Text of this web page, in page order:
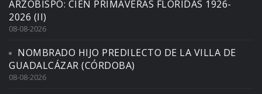
ARZOBISPO: CIEN PRIMAVERAS FLORIDAS 1926-
2026 (II)
08-08-2026
NOMBRADO HIJO PREDILECTO DE LA VILLA DE
GUADALCÁZAR (CÓRDOBA)
08-08-2026